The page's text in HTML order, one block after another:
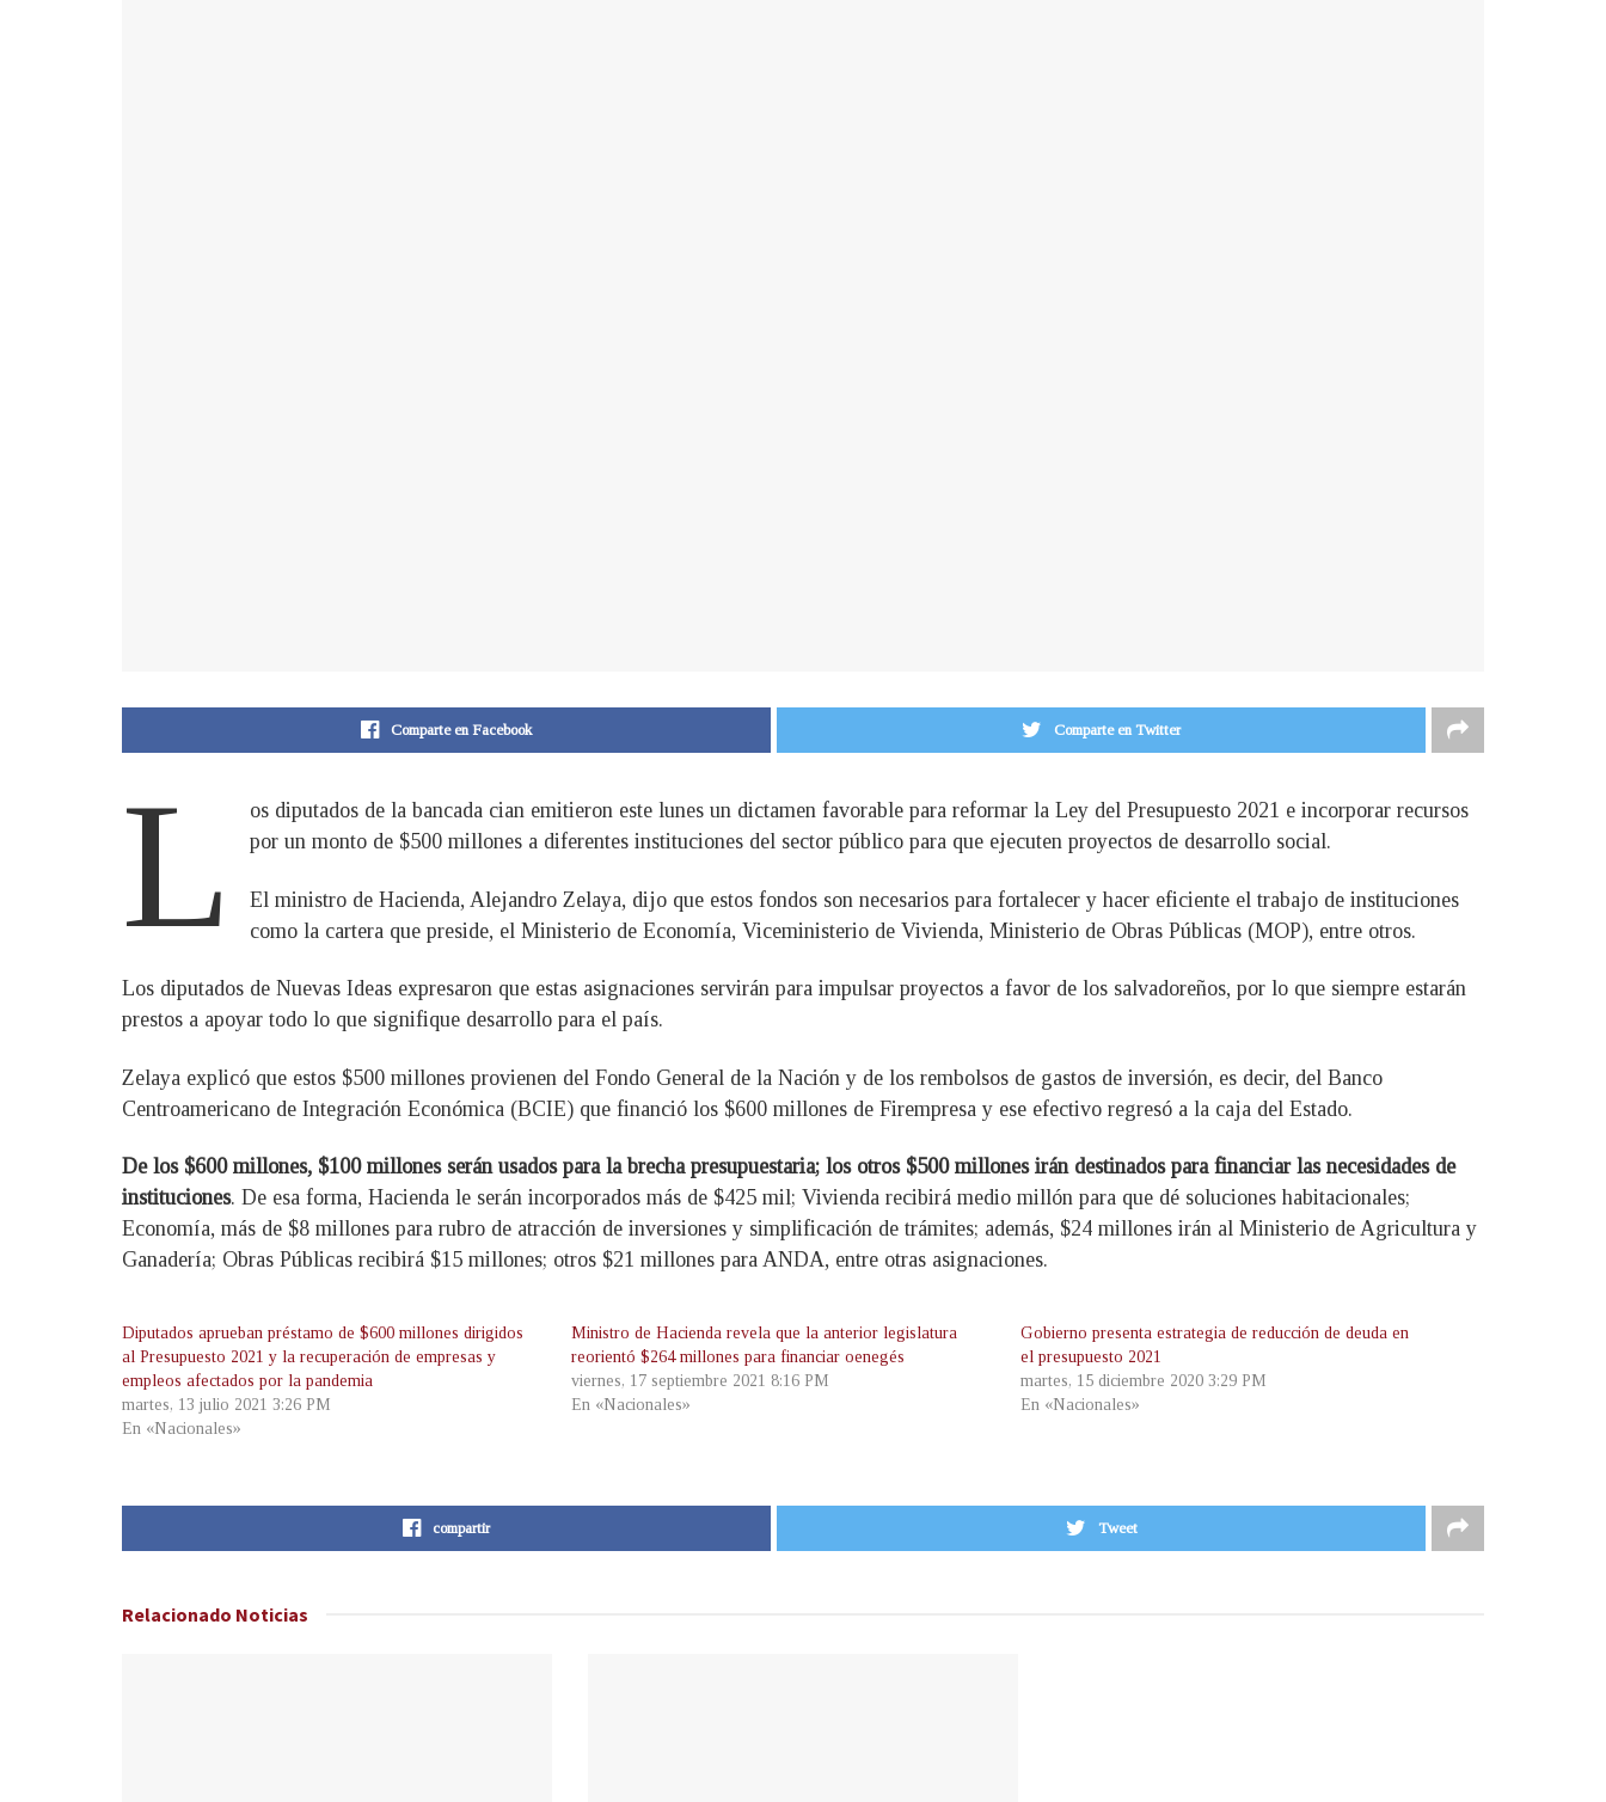
Comparte en Facebook Comparte en Twitter
L
os diputados de la bancada cian emitieron este lunes un dictamen favorable para reformar la Ley del Presupuesto 2021 e incorporar recursos
por un monto de $500 millones a diferentes instituciones del sector público para que ejecuten proyectos de desarrollo social.
El ministro de Hacienda, Alejandro Zelaya, dijo que estos fondos son necesarios para fortalecer y hacer eficiente el trabajo de instituciones
como la cartera que preside, el Ministerio de Economía, Viceministerio de Vivienda, Ministerio de Obras Públicas (MOP), entre otros.
Los diputados de Nuevas Ideas expresaron que estas asignaciones servirán para impulsar proyectos a favor de los salvadoreños, por lo que siempre estarán
prestos a apoyar todo lo que signifique desarrollo para el país.
Zelaya explicó que estos $500 millones provienen del Fondo General de la Nación y de los rembolsos de gastos de inversión, es decir, del Banco
Centroamericano de Integración Económica (BCIE) que financió los $600 millones de Firempresa y ese efectivo regresó a la caja del Estado.
De los $600 millones, $100 millones serán usados para la brecha presupuestaria; los otros $500 millones irán destinados para financiar las necesidades de
instituciones. De esa forma, Hacienda le serán incorporados más de $425 mil; Vivienda recibirá medio millón para que dé soluciones habitacionales;
Economía, más de $8 millones para rubro de atracción de inversiones y simplificación de trámites; además, $24 millones irán al Ministerio de Agricultura y
Ganadería; Obras Públicas recibirá $15 millones; otros $21 millones para ANDA, entre otras asignaciones.
Diputados aprueban préstamo de $600 millones dirigidos
al Presupuesto 2021 y la recuperación de empresas y
empleos afectados por la pandemia
martes, 13 julio 2021 3:26 PM
En «Nacionales»
Ministro de Hacienda revela que la anterior legislatura
reorientó $264 millones para financiar oenegés
viernes, 17 septiembre 2021 8:16 PM
En «Nacionales»
Gobierno presenta estrategia de reducción de deuda en
el presupuesto 2021
martes, 15 diciembre 2020 3:29 PM
En «Nacionales»
compartir Tweet
Relacionado Noticias